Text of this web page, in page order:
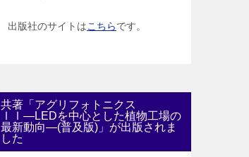
出版社のサイトはこちらです。
共著「アグリフォトニクス
ⅠⅠ―LEDを中心とした植物工場の
最新動向―(普及版)」が出版されま
した